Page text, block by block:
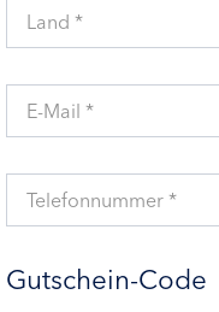
Land *
E-Mail *
Telefonnummer *
Gutschein-Code